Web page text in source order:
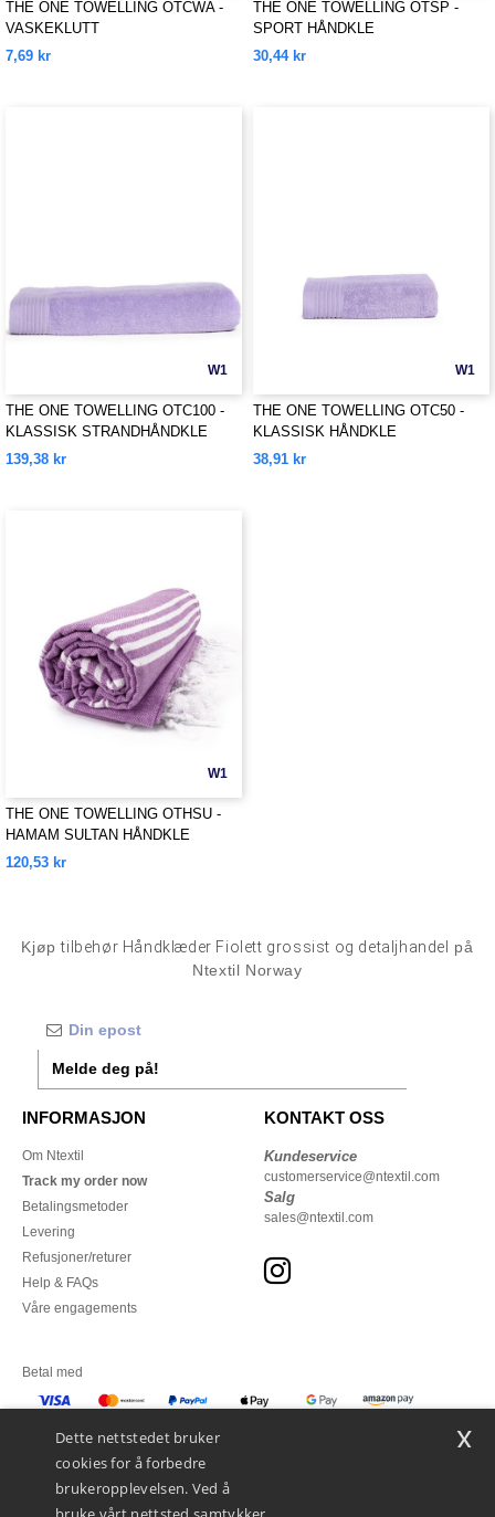
THE ONE TOWELLING OTCWA -
VASKEKLUTT
7,69 kr
THE ONE TOWELLING OTSP -
SPORT HÅNDKLE
30,44 kr
W1
THE ONE TOWELLING OTC100 -
KLASSISK STRANDHÅNDKLE
139,38 kr
W1
THE ONE TOWELLING OTC50 -
KLASSISK HÅNDKLE
38,91 kr
W1
THE ONE TOWELLING OTHSU -
HAMAM SULTAN HÅNDKLE
120,53 kr
Kjøptilbehør Håndklæder Fiolett grossist og detaljhandel
på
Ntextil Norway
Melde deg på!
INFORMASJON
Om Ntextil
Track my order now
Betalingsmetoder
Levering
Refusjoner/returer
Help & FAQs
Våre engagements
KONTAKT OSS
Kundeservice
customerservice@ntextil.com
Salg
sales@ntextil.com
Betal med
Dette nettstedet bruker
cookies for å forbedre
brukeropplevelsen. Ved å
x